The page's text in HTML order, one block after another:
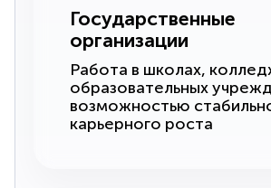
Государственные
организации
Работа в школах,
образовательных
возможностью
карьерного роста